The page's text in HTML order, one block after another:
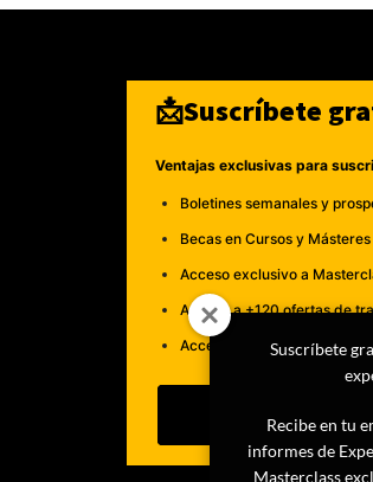
📩Suscríbete
Ventajas exclusivas para
Boletines semanales y
Becas en Cursos y
Acceso exclusivo a
Acceso a +120 ofertas de
Acceso a LISA Comunidad y
Suscríbete
Recibe en tu
informes de
Masterclass